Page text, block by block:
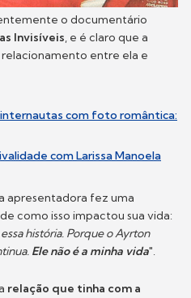
o documentário
Invisíveis, e é claro que a
entre ela e
com foto romântica:
com Larissa Manoela
apresentadora fez uma
como isso impactou sua vida:
história. Porque o Ayrton
Ele não é a minha vida".
relação que tinha com a